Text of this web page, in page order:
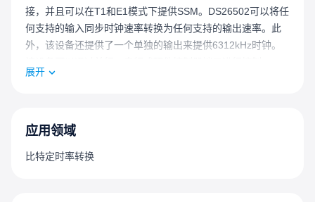
接，并且可以在T1和E1模式下提供SSM。DS26502可以将任
何支持的输入同步时钟速率转换为任何支持的输出速率。此
外，该设备还提供了一个单独的输出来提供6312kHz时钟。
展开
应用领域
比特定时率转换